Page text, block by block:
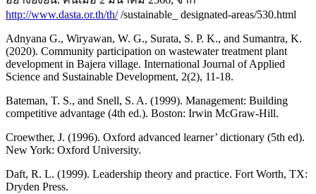
http://www.dasta.or.th/th//sustainable_ designated-areas/530.html
Adnyana G., Wiryawan, W. G., Surata, S. P. K., and Sumantra, K.
(2020). Community participation on wastewater treatment plant
development in Bajera village. International Journal of Applied
Science and Sustainable Development, 2(2), 11-18.
Bateman, T. S., and Snell, S. A. (1999). Management: Building
competitive advantage (4th ed.). Boston: Irwin McGraw-Hill.
Croewther, J. (1996). Oxford advanced learner’ dictionary (5th ed).
New York: Oxford University.
Daft, R. L. (1999). Leadership theory and practice. Fort Worth, TX:
Dryden Press.